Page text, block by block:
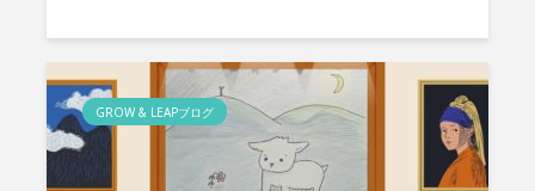
GROW & LEAPブログ